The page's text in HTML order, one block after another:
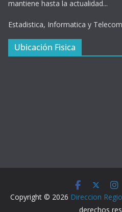
mantiene hasta la actualidad...
Estadistica, Informatica y
Ubicación Fisica
Copyright © 2026 Direccion
derechos